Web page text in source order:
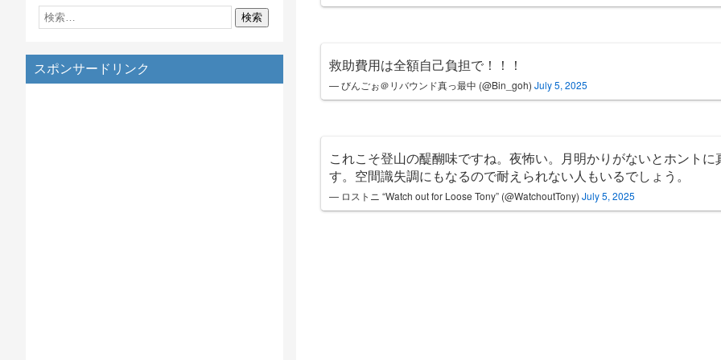
スポンサードリンク 救助費用は全額自己負担で！！！
— びんごぉ＠リバウンド真っ最中 (@Bin_goh) July 5, 2025
これこそ登山の醍醐味ですね。夜怖い。月明かりがないとホントに
す。空間識失調にもなるので耐えられない人もいるでしょう。
— ロストニ “Watch out for Loose Tony” (@WatchoutTony) July 5, 2025